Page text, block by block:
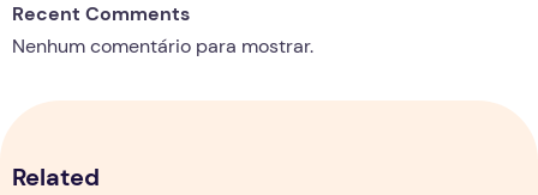
Recent Comments
Nenhum comentário para mostrar.
Related